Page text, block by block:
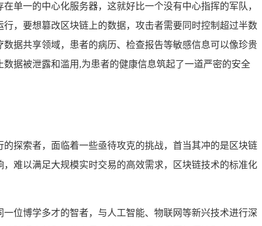
单一的中心化服务器，这就好比一个没有中心指挥的军队，
，要想篡改区块链上的数据，攻击者需要同时控制超过半数
据共享领域，患者的病历、检查报告等敏感信息可以像珍贵
据被泄露和滥用,为患者的健康信息筑起了一道严密的安全
探索者，面临着一些亟待攻克的挑战，首当其冲的是区块链
难以满足大规模实时交易的高效需求，区块链技术的标准化
位博学多才的智者，与人工智能、物联网等新兴技术进行深